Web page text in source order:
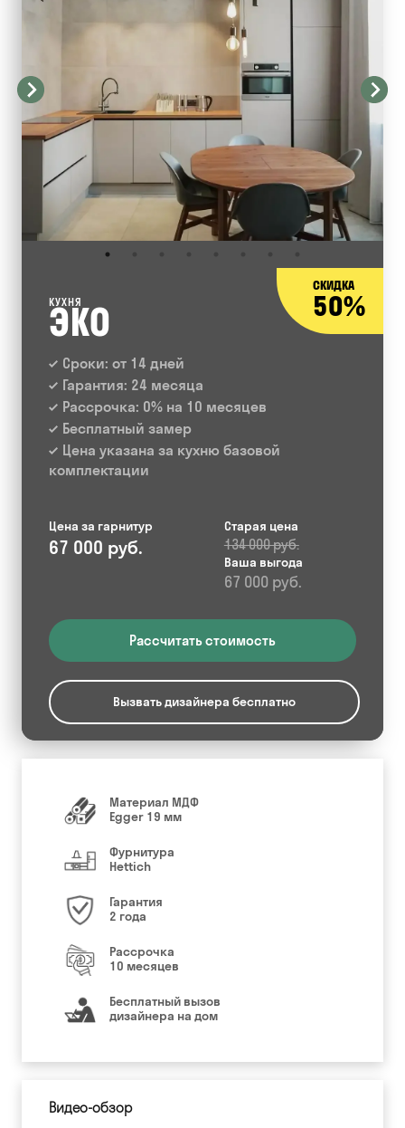
СКИДКА
50%
КУХНЯ
ЭКО
Сроки: от 14 дней
Гарантия: 24 месяца
Рассрочка: 0% на 10 месяцев
Бесплатный замер
Цена указана за кухню базовой
комплектации
Цена за гарнитур
67 000 руб.
Старая цена
134 000 руб.
Ваша выгода
67 000 руб.
Рассчитать стоимость
Вызвать дизайнера бесплатно
Материал МДФ
Egger 19 мм
Фурнитура
Hettich
Гарантия
2 года
Рассрочка
10 месяцев
Бесплатный вызов
дизайнера на дом
Видео-обзор